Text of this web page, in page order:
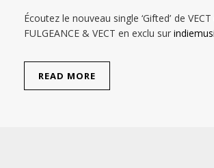
Écoutez le nouveau single ‘Gifted’ de
FULGEANCE & VECT en exclu sur
READ MORE